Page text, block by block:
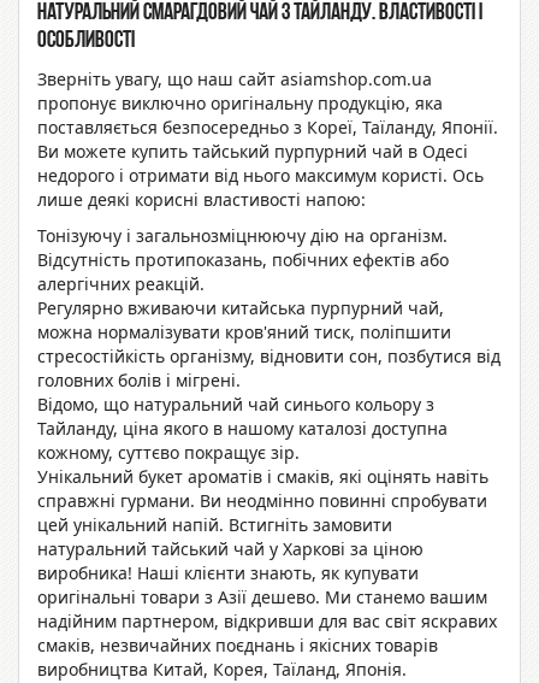
Натуральний смарагдовий чай з Тайланду. Властивостіі
особливості
Зверніть увагу, що наш сайт asiamshop.com.ua
пропонує виключно оригінальну продукцію, яка
поставляється безпосередньо з Кореї, Таїланду, Японії.
Ви можете купить тайський пурпурний чай в Одесі
недорого і отримати від нього максимум користі. Ось
лише деякі корисні властивості напою:
Тонізуючу і загальнозміцнюючу дію на організм.
Відсутність протипоказань, побічних ефектів або
алергічних реакцій.
Регулярно вживаючи китайська пурпурний чай,
можна нормалізувати кров'яний тиск, поліпшити
стресостійкість організму, відновити сон, позбутися від
головних болів і мігрені.
Відомо, що натуральний чай синього кольору з
Тайланду, ціна якого в нашому каталозі доступна
кожному, суттєво покращує зір.
Унікальний букет ароматів і смаків, які оцінять навіть
справжні гурмани. Ви неодмінно повинні спробувати
цей унікальний напій. Встигніть замовити
натуральний тайський чай у Харкові за ціною
виробника! Наші клієнти знають, як купувати
оригінальні товари з Азії дешево. Ми станемо вашим
надійним партнером, відкривши для вас світ яскравих
смаків, незвичайних поєднань і якісних товарів
виробництва Китай, Корея, Таїланд, Японія.